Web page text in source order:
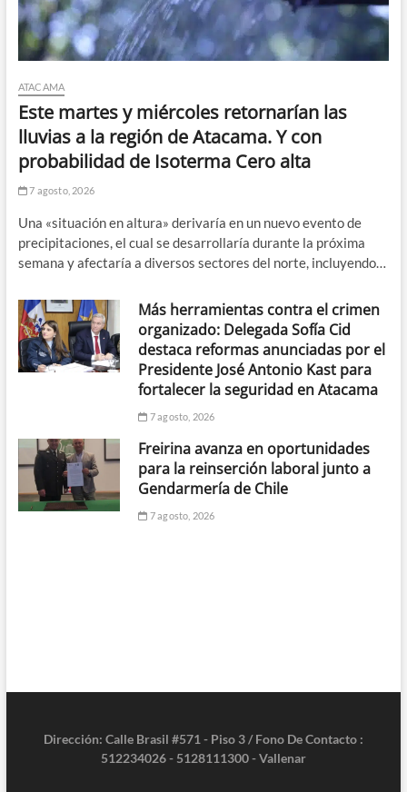
ATACAMA
Este martes y miércoles retornarían las
lluvias a la región de Atacama. Y con
probabilidad de Isoterma Cero alta
7 agosto, 2026
Una «situación en altura» derivaría en un nuevo evento de
precipitaciones, el cual se desarrollaría durante la próxima
semana y afectaría a diversos sectores del norte, incluyendo…
Más herramientas contra el crimen
organizado: Delegada Sofía Cid
destaca reformas anunciadas por el
Presidente José Antonio Kast para
fortalecer la seguridad en Atacama
7 agosto, 2026
Freirina avanza en oportunidades
para la reinserción laboral junto a
Gendarmería de Chile
7 agosto, 2026
Dirección: Calle Brasil #571 - Piso 3 / Fono De Contacto :
512234026 - 5128111300 - Vallenar